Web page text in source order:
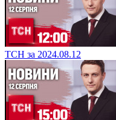
ТСН за 2024.08.12